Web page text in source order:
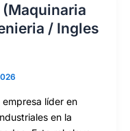
(Maquinaria
/ Ingles
líder en
en la